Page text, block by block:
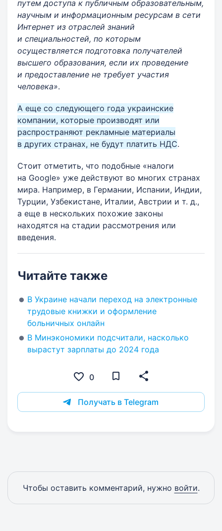
путем доступа к публичным образовательным,
научным и информационным ресурсам в сети
Интернет из отраслей знаний
и специальностей, по которым
осуществляется подготовка получателей
высшего образования, если их проведение
и предоставление не требует участия
человека».
А еще со следующего года украинские
компании, которые производят или
распространяют рекламные материалы
в других странах, не будут платить НДС.
Стоит отметить, что подобные «налоги
на Google» уже действуют во многих странах
мира. Например, в Германии, Испании, Индии,
Турции, Узбекистане, Италии, Австрии и т. д.,
а еще в нескольких похожие законы
находятся на стадии рассмотрения или
введения.
Читайте также
В Украине начали переход на электронные
трудовые книжки и оформление
больничных онлайн
В Минэкономики подсчитали, насколько
вырастут зарплаты до 2024 года
0
Получать в Telegram
Чтобы оставить комментарий, нужно войти.